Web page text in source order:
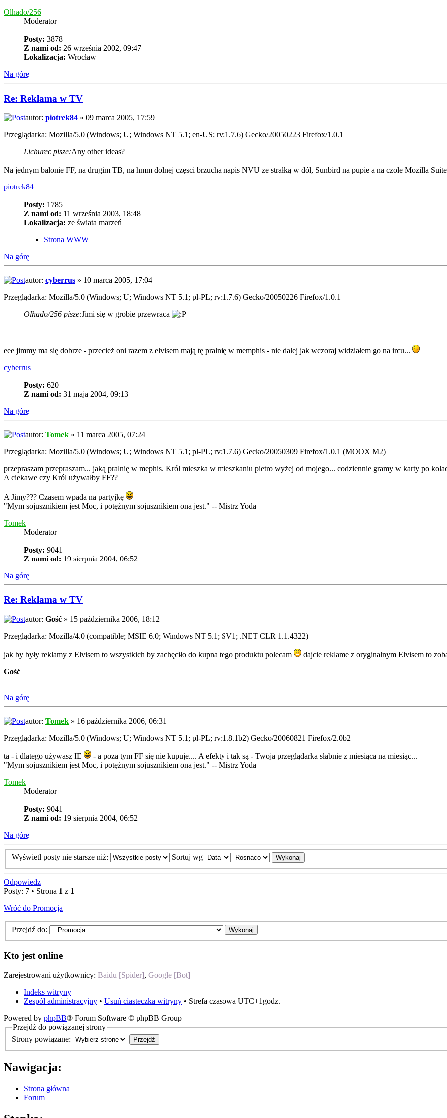
Olhado/256
Moderator
Posty: 3878
Z nami od: 26 września 2002, 09:47
Lokalizacja: Wrocław
Na górę
Re: Reklama w TV
autor: piotrek84 » 09 marca 2005, 17:59
Przeglądarka: Mozilla/5.0 (Windows; U; Windows NT 5.1; en-US; rv:1.7.6) Gecko/20050223 Firefox/1.0.1
Lichurec pisze:Any other ideas?
Na jednym balonie FF, na drugim TB, na hmm dolnej częsci brzucha napis NVU ze strałką w dół, Sunbird na pupie a na czole Mozilla
piotrek84
Posty: 1785
Z nami od: 11 września 2003, 18:48
Lokalizacja: ze świata marzeń
Strona WWW
Na górę
autor: cyberrus » 10 marca 2005, 17:04
Przeglądarka: Mozilla/5.0 (Windows; U; Windows NT 5.1; pl-PL; rv:1.7.6) Gecko/20050226 Firefox/1.0.1
Olhado/256 pisze:Jimi się w grobie przewraca
eee jimmy ma się dobrze - przecież oni razem z elvisem mają tę pralnię w memphis - nie dalej jak wczoraj widziałem go na ircu...
cyberrus
Posty: 620
Z nami od: 31 maja 2004, 09:13
Na górę
autor: Tomek » 11 marca 2005, 07:24
Przeglądarka: Mozilla/5.0 (Windows; U; Windows NT 5.1; pl-PL; rv:1.7.6) Gecko/20050309 Firefox/1.0.1 (MOOX M2)
przepraszam przepraszam... jaką pralnię w mephis. Król mieszka w mieszkaniu pietro wyżej od mojego... codziennie gramy w karty po
A ciekawe czy Król używałby FF??
A Jimy??? Czasem wpada na partyjkę
"Mym sojusznikiem jest Moc, i potężnym sojusznikiem ona jest." -- Mistrz Yoda
Tomek
Moderator
Posty: 9041
Z nami od: 19 sierpnia 2004, 06:52
Na górę
Re: Reklama w TV
autor: Gość » 15 października 2006, 18:12
Przeglądarka: Mozilla/4.0 (compatible; MSIE 6.0; Windows NT 5.1; SV1; .NET CLR 1.1.4322)
jak by były reklamy z Elvisem to wszystkich by zachęciło do kupna tego produktu polecam
dajcie reklame z oryginalnym Elvisem to
Gość
Na górę
autor: Tomek » 16 października 2006, 06:31
Przeglądarka: Mozilla/5.0 (Windows; U; Windows NT 5.1; pl-PL; rv:1.8.1b2) Gecko/20060821 Firefox/2.0b2
ta - i dlatego używasz IE
- a poza tym FF się nie kupuje.... A efekty i tak są - Twoja przeglądarka słabnie z miesiąca na miesiąc...
"Mym sojusznikiem jest Moc, i potężnym sojusznikiem ona jest." -- Mistrz Yoda
Tomek
Moderator
Posty: 9041
Z nami od: 19 sierpnia 2004, 06:52
Na górę
Wyświetl posty nie starsze niż: Sortuj wg
Odpowiedz
Posty: 7 • Strona 1 z 1
Wróć do Promocja
Przejdź do:
Kto jest online
Zarejestrowani użytkownicy: Baidu [Spider], Google [Bot]
Indeks witryny
Zespół administracyjny • Usuń ciasteczka witryny • Strefa czasowa UTC+1godz.
Powered by phpBB® Forum Software © phpBB Group
Przejdź do powiązanej strony
Strony powiązane:
Nawigacja:
Strona główna
Forum